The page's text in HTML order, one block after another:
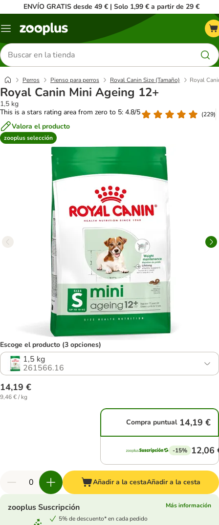
ENVÍO GRATIS desde 49 € | Solo 1,99 € a partir de 29 €
Menú
Buscar
productos
Perros Pienso para perros Royal Canin Size (Tamaño) Royal
Royal Canin Mini Ageing 12+
1,5 kg
This is a stars rating area from zero to 5: 4.8/5
(229)
Valora el producto
zooplus selección
Escoge el producto (3 opciones)
1,5 kg
261566.16
14,19 €
9,46 € / kg
Compra puntual 14,19 €
-15% 12,06
Añadir a la cestaAñadir a la cesta
zooplus Suscripción
Más información
5% de descuento* en cada pedido